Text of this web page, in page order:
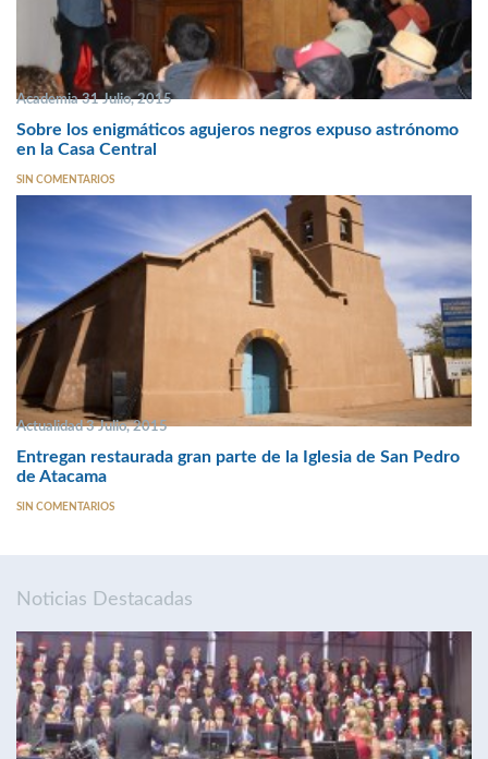
Academia 31 Julio, 2015
Sobre los enigmáticos agujeros negros expuso astrónomo
en la Casa Central
SIN COMENTARIOS
Actualidad 3 Julio, 2015
Entregan restaurada gran parte de la Iglesia de San Pedro
de Atacama
SIN COMENTARIOS
Noticias Destacadas